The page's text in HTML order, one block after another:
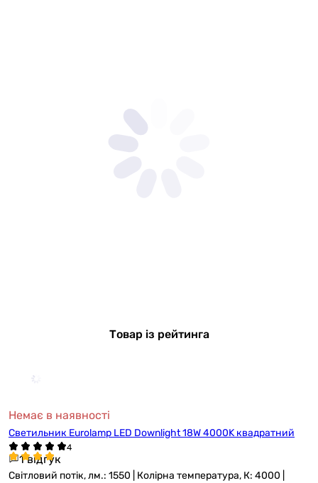
Товар із рейтинга
Немає в наявності
Светильник Eurolamp LED Downlight 18W 4000K квадратний
1 відгук
Світловий потік, лм.: 1550 | Колірна температура, К: 4000 |